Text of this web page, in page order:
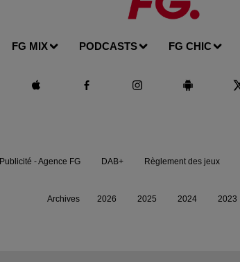
FG MIX PODCASTS FG CHIC
Publicité - Agence FG DAB+ Règlement des jeux
Archives 2026 2025 2024 2023